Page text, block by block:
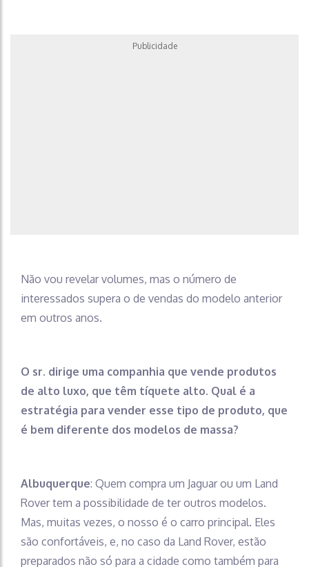
Publicidade
Não vou revelar volumes, mas o número de
interessados supera o de vendas do modelo anterior
em outros anos.
O sr. dirige uma companhia que vende produtos
de alto luxo, que têm tíquete alto. Qual é a
estratégia para vender esse tipo de produto, que
é bem diferente dos modelos de massa?
Albuquerque: Quem compra um Jaguar ou um Land
Rover tem a possibilidade de ter outros modelos.
Mas, muitas vezes, o nosso é o carro principal. Eles
são confortáveis, e, no caso da Land Rover, estão
preparados não só para a cidade como também para